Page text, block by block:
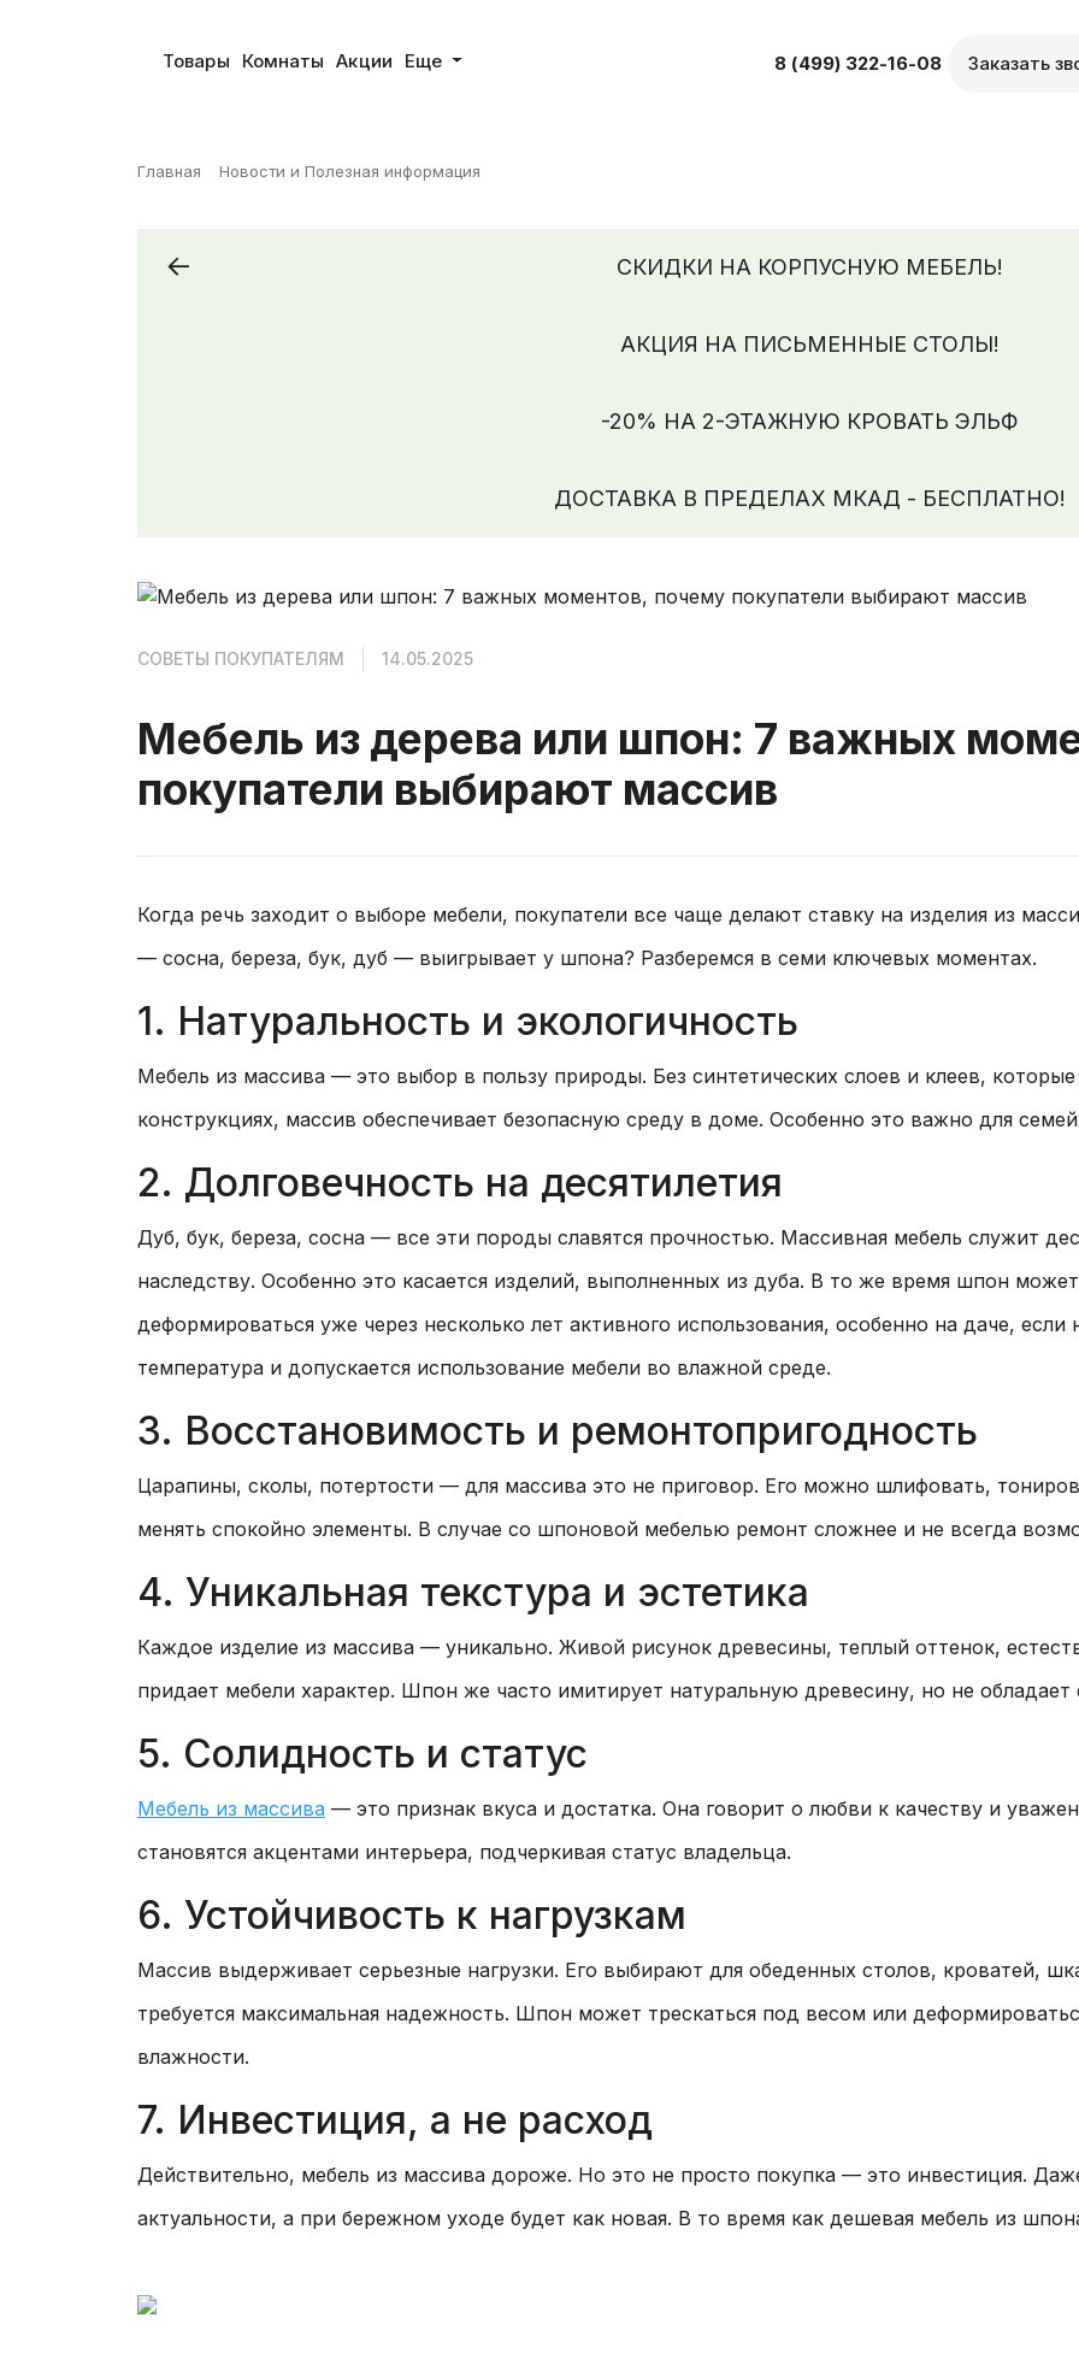
Товары Комнаты Акции Еще 8 (499) 322-16-08 Заказать
Главная Новости и Полезная информация
СКИДКИ НА КОРПУСНУЮ МЕБЕЛЬ!
АКЦИЯ НА ПИСЬМЕННЫЕ СТОЛЫ!
-20% НА 2-ЭТАЖНУЮ КРОВАТЬ ЭЛЬФ
ДОСТАВКА В ПРЕДЕЛАХ МКАД - БЕСПЛАТНО!
СОВЕТЫ ПОКУПАТЕЛЯМ 14.05.2025
Мебель из дерева или шпон: 7 важных
покупатели выбирают массив
Когда речь заходит о выборе мебели, покупатели все чаще делают ставку на изделия из
— сосна, береза, бук, дуб — выигрывает у шпона? Разберемся в семи ключевых моментах.
1. Натуральность и экологичность
Мебель из массива — это выбор в пользу природы. Без синтетических слоев и клеев,
конструкциях, массив обеспечивает безопасную среду в доме. Особенно это важно для
2. Долговечность на десятилетия
Дуб, бук, береза, сосна — все эти породы славятся прочностью. Массивная мебель служит
наследству. Особенно это касается изделий, выполненных из дуба. В то же время шпон
деформироваться уже через несколько лет активного использования, особенно на даче, если
температура и допускается использование мебели во влажной среде.
3. Восстановимость и ремонтопригодность
Царапины, сколы, потертости — для массива это не приговор. Его можно шлифовать,
менять спокойно элементы. В случае со шпоновой мебелью ремонт сложнее и не всегда
4. Уникальная текстура и эстетика
Каждое изделие из массива — уникально. Живой рисунок древесины, теплый оттенок,
придает мебели характер. Шпон же часто имитирует натуральную древесину, но не обладает
5. Солидность и статус
Мебель из массива — это признак вкуса и достатка. Она говорит о любви к качеству и
становятся акцентами интерьера, подчеркивая статус владельца.
6. Устойчивость к нагрузкам
Массив выдерживает серьезные нагрузки. Его выбирают для обеденных столов, кроватей,
требуется максимальная надежность. Шпон может трескаться под весом или
влажности.
7. Инвестиция, а не расход
Действительно, мебель из массива дороже. Но это не просто покупка — это инвестиция.
актуальности, а при бережном уходе будет как новая. В то время как дешевая мебель из